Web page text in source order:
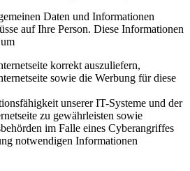
Daten und Informationen
auf Ihre Person. Diese Informationen
korrekt auszuliefern,
sowie die Werbung für diese
unserer IT-Systeme und der
zu gewährleisten sowie
im Falle eines Cyberangriffes
notwendigen Informationen